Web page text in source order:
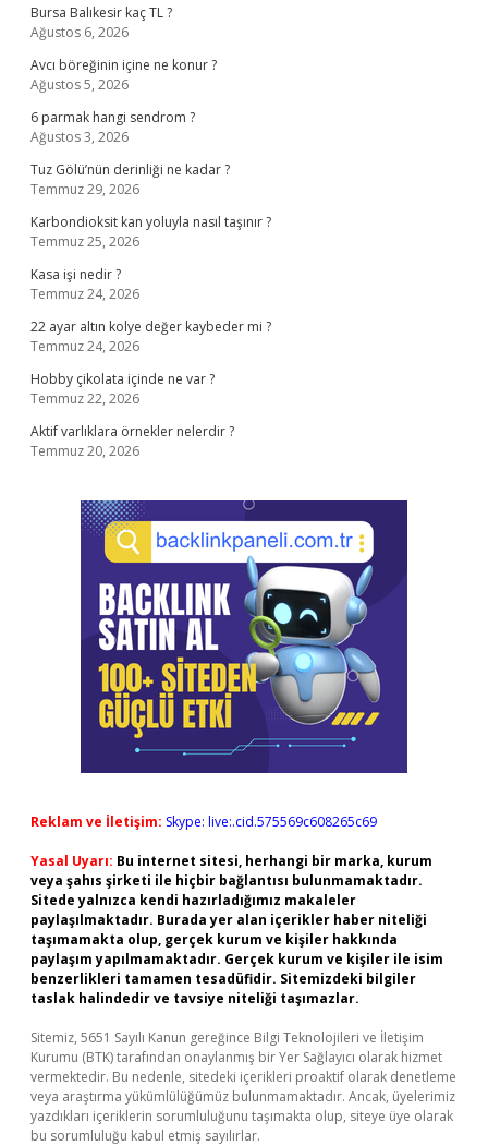
Bursa Balıkesir kaç TL ?
Ağustos 6, 2026
Avcı böreğinin içine ne konur ?
Ağustos 5, 2026
6 parmak hangi sendrom ?
Ağustos 3, 2026
Tuz Gölü’nün derinliği ne kadar ?
Temmuz 29, 2026
Karbondioksit kan yoluyla nasıl taşınır ?
Temmuz 25, 2026
Kasa işi nedir ?
Temmuz 24, 2026
22 ayar altın kolye değer kaybeder mi ?
Temmuz 24, 2026
Hobby çikolata içinde ne var ?
Temmuz 22, 2026
Aktif varlıklara örnekler nelerdir ?
Temmuz 20, 2026
Reklam ve İletişim: Skype: live:.cid.575569c608265c69
Yasal Uyarı: Bu internet sitesi, herhangi bir marka, kurum
veya şahıs şirketi ile hiçbir bağlantısı bulunmamaktadır.
Sitede yalnızca kendi hazırladığımız makaleler
paylaşılmaktadır. Burada yer alan içerikler haber niteliği
taşımamakta olup, gerçek kurum ve kişiler hakkında
paylaşım yapılmamaktadır. Gerçek kurum ve kişiler ile isim
benzerlikleri tamamen tesadüfidir. Sitemizdeki bilgiler
taslak halindedir ve tavsiye niteliği taşımazlar.
Sitemiz, 5651 Sayılı Kanun gereğince Bilgi Teknolojileri ve İletişim
Kurumu (BTK) tarafından onaylanmış bir Yer Sağlayıcı olarak hizmet
vermektedir. Bu nedenle, sitedeki içerikleri proaktif olarak denetleme
veya araştırma yükümlülüğümüz bulunmamaktadır. Ancak, üyelerimiz
yazdıkları içeriklerin sorumluluğunu taşımakta olup, siteye üye olarak
bu sorumluluğu kabul etmiş sayılırlar.